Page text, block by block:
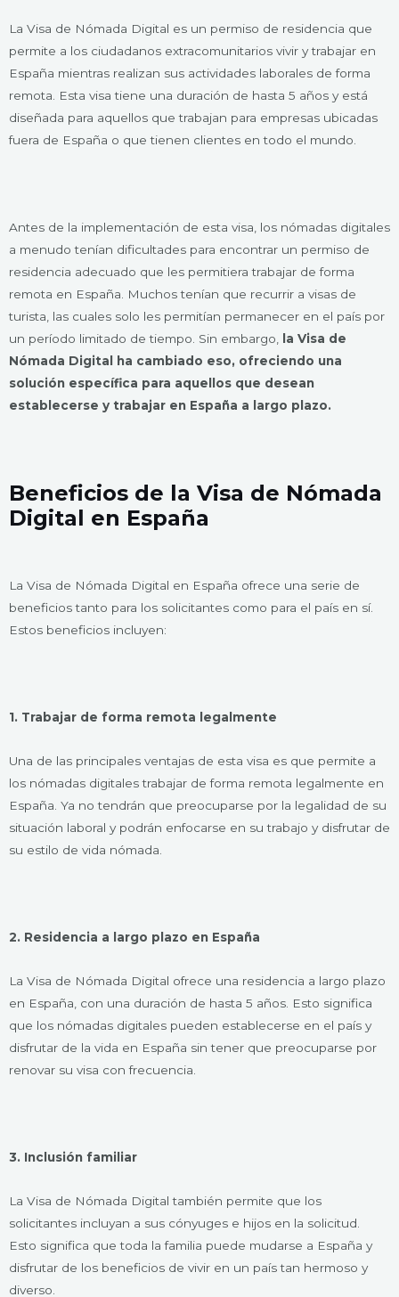
La Visa de Nómada Digital es un permiso de residencia que
permite a los ciudadanos extracomunitarios vivir y trabajar en
España mientras realizan sus actividades laborales de forma
remota. Esta visa tiene una duración de hasta 5 años y está
diseñada para aquellos que trabajan para empresas ubicadas
fuera de España o que tienen clientes en todo el mundo.
Antes de la implementación de esta visa, los nómadas digitales
a menudo tenían dificultades para encontrar un permiso de
residencia adecuado que les permitiera trabajar de forma
remota en España. Muchos tenían que recurrir a visas de
turista, las cuales solo les permitían permanecer en el país por
un período limitado de tiempo. Sin embargo, la Visa de
Nómada Digital ha cambiado eso, ofreciendo una
solución específica para aquellos que desean
establecerse y trabajar en España a largo plazo.
Beneficios de la Visa de Nómada
Digital en España
La Visa de Nómada Digital en España ofrece una serie de
beneficios tanto para los solicitantes como para el país en sí.
Estos beneficios incluyen:
1. Trabajar de forma remota legalmente
Una de las principales ventajas de esta visa es que permite a
los nómadas digitales trabajar de forma remota legalmente en
España. Ya no tendrán que preocuparse por la legalidad de su
situación laboral y podrán enfocarse en su trabajo y disfrutar de
su estilo de vida nómada.
2. Residencia a largo plazo en España
La Visa de Nómada Digital ofrece una residencia a largo plazo
en España, con una duración de hasta 5 años. Esto significa
que los nómadas digitales pueden establecerse en el país y
disfrutar de la vida en España sin tener que preocuparse por
renovar su visa con frecuencia.
3. Inclusión familiar
La Visa de Nómada Digital también permite que los
solicitantes incluyan a sus cónyuges e hijos en la solicitud.
Esto significa que toda la familia puede mudarse a España y
disfrutar de los beneficios de vivir en un país tan hermoso y
diverso.